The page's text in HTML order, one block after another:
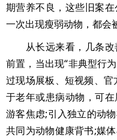
期营养不良，这些旧案
一次出现瘦弱动物，都会
从长远来看，几条改
前置，当出现“非典型行
过现场展板、短视频、
于老年或患病动物，可
游客焦虑;引入独立的动
共同为动物健康背书;媒